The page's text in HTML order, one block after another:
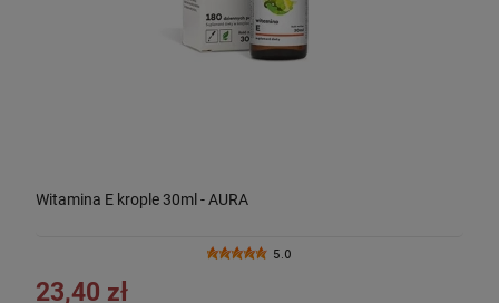
Witamina E krople 30ml - AURA
5.0
23,40 zł